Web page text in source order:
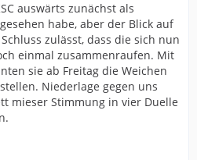
auswärts zunächst als
habe, aber der Blick auf
zulässt, dass die sich nun
einmal zusammenraufen. Mit
sie ab Freitag die Weichen
Niederlage gegen uns
mieser Stimmung in vier Duelle